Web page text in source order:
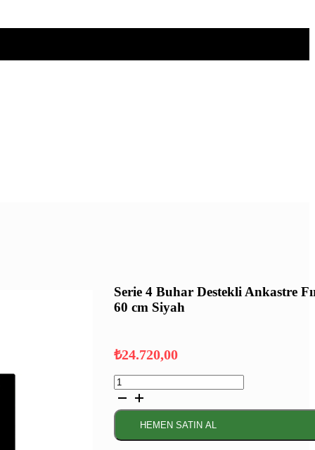
Serie 4 Buhar Destekli Ankastre
60 cm Siyah
₺24.720,00
Serie
4
Buhar
Destekli
Ankastre
Fırın
HEMEN SATIN AL